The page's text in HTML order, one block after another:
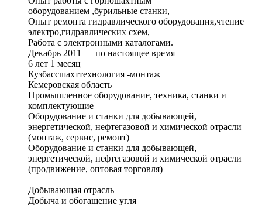
оборудованием ,бурильные станки,
Опыт ремонта гидравлического оборудования,чтение
электро,гидравлических схем,
Работа с электронными каталогами.
Декабрь 2011 — по настоящее время
6 лет 1 месяц
Кузбассшахттехнология -монтаж
Кемеровская область
Промышленное оборудование, техника, станки и
комплектующие
Оборудование и станки для добывающей,
энергетической, нефтегазовой и химической отрасли
(монтаж, сервис, ремонт)
Оборудование и станки для добывающей,
энергетической, нефтегазовой и химической отрасли
(продвижение, оптовая торговля)
Добывающая отрасль
Добыча и обогащение угля